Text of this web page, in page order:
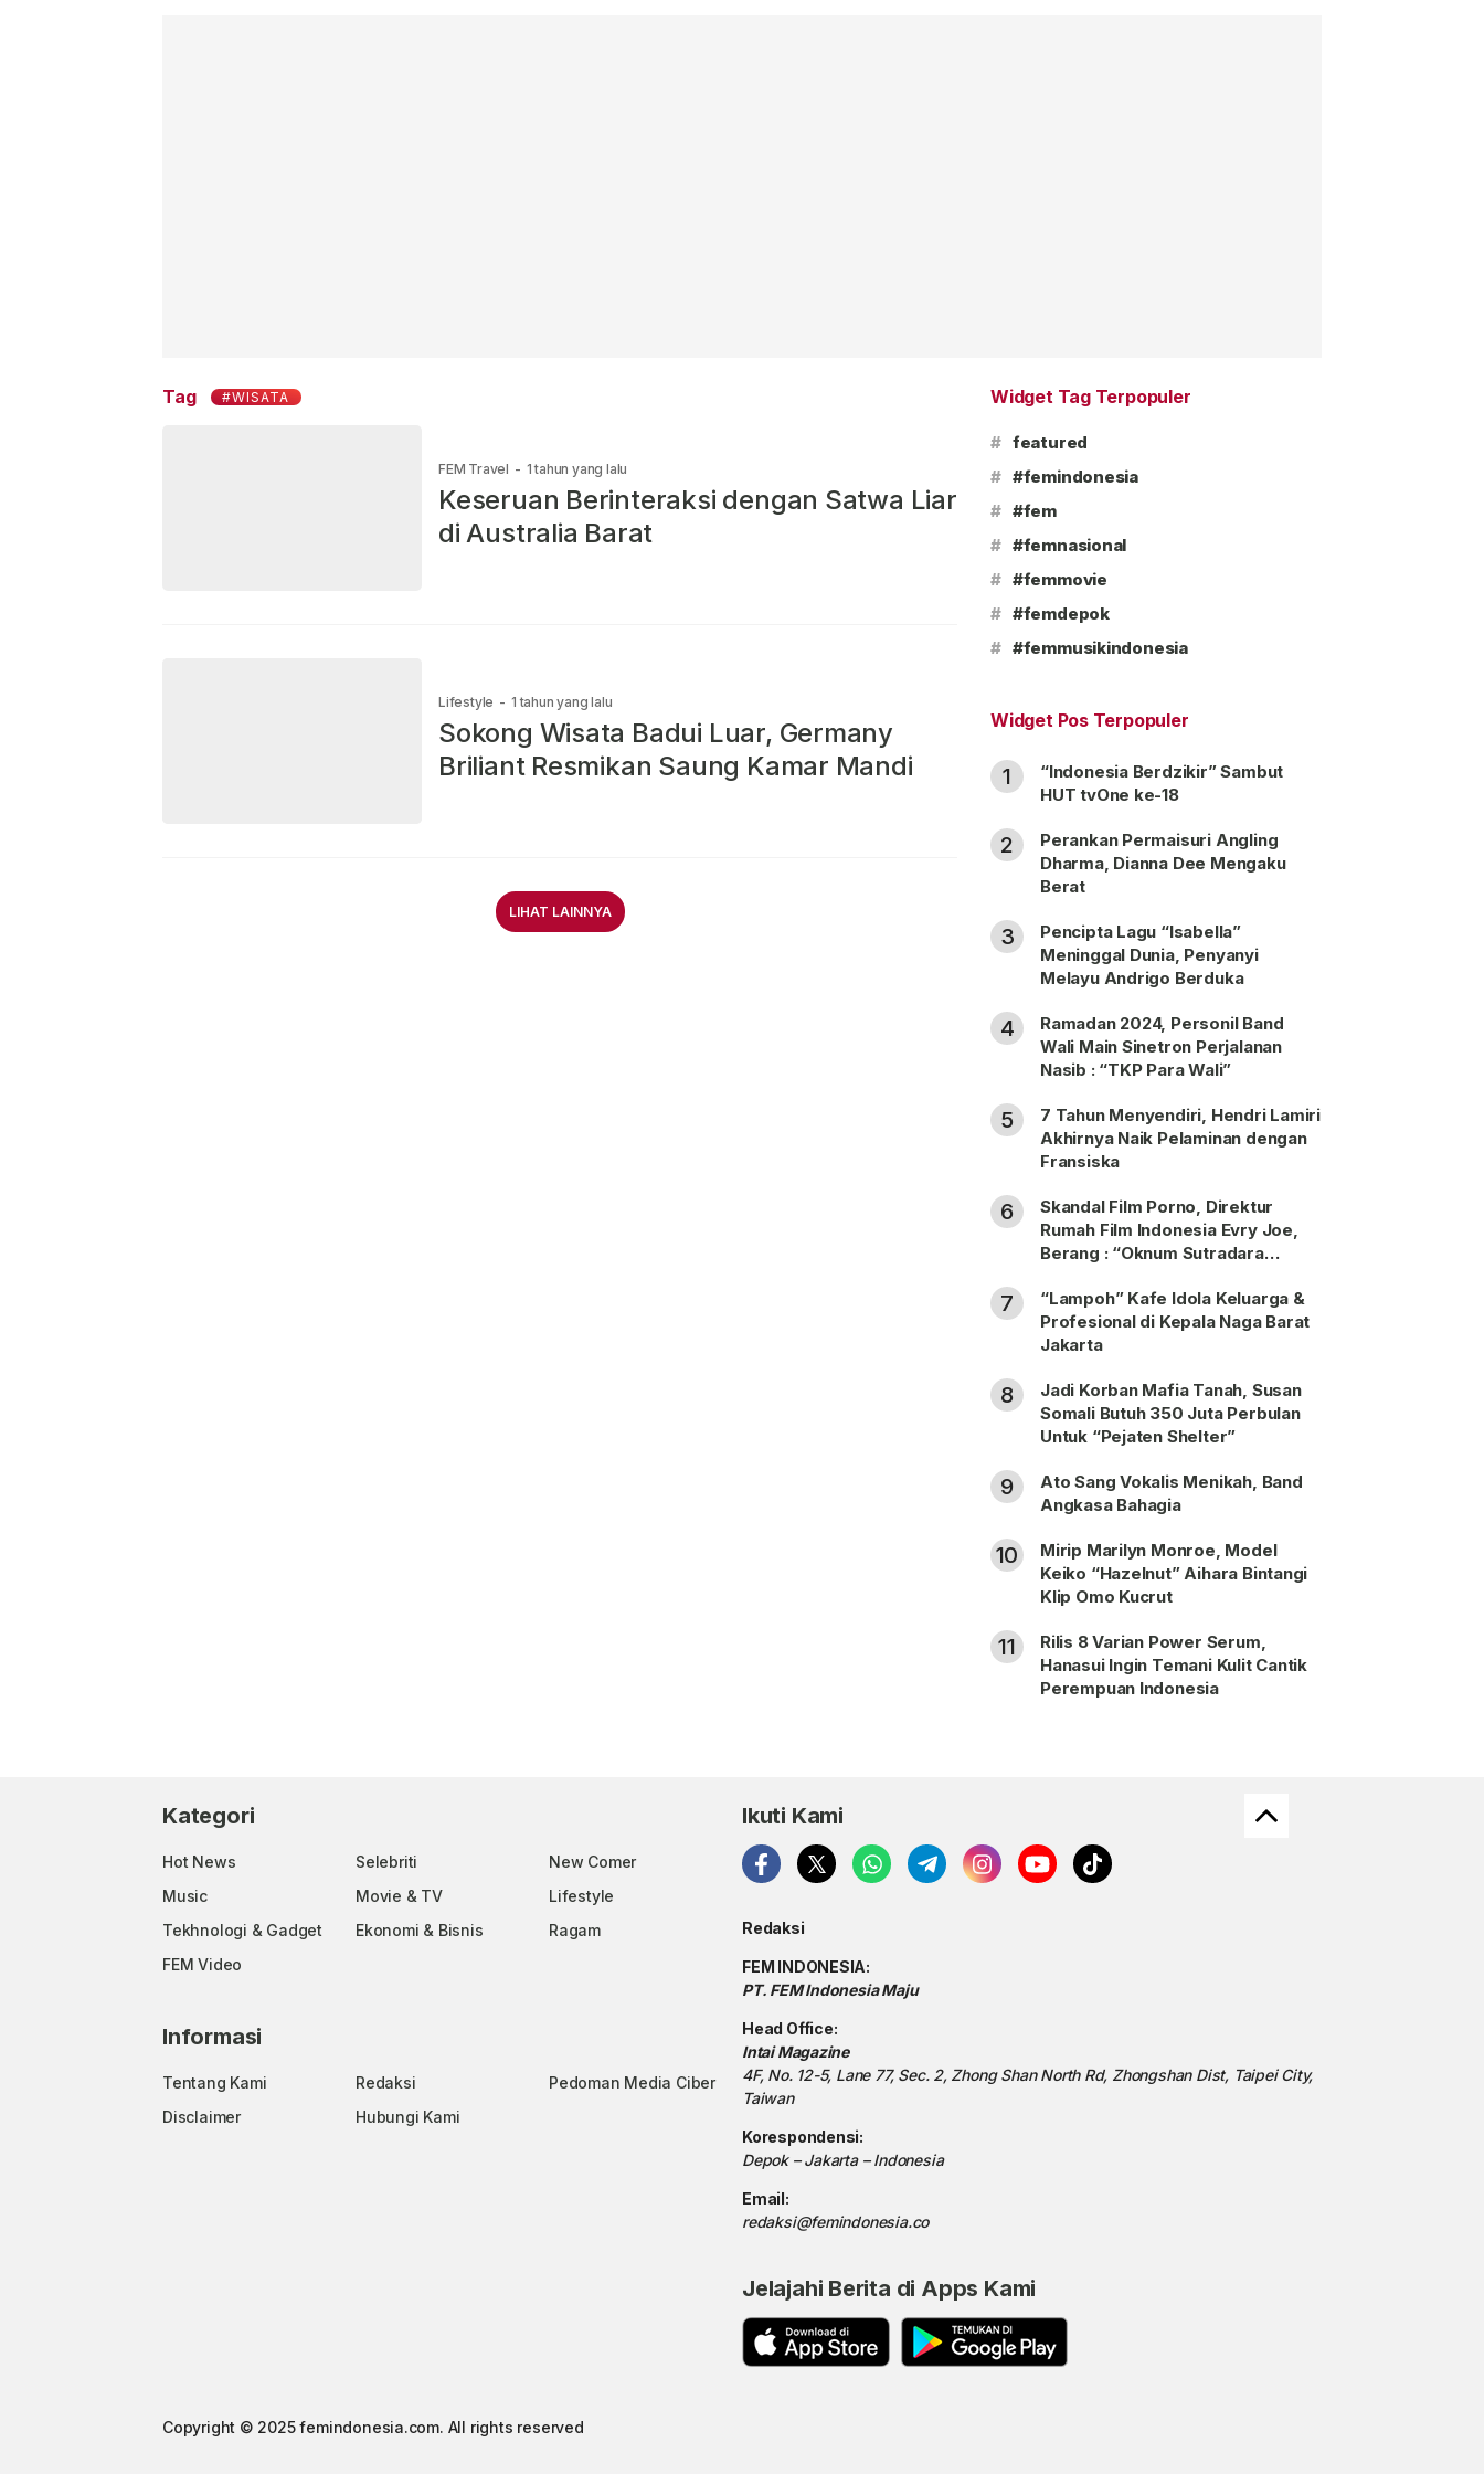
Tag #WISATA
FEM Travel - 1 tahun yang lalu
Keseruan Berinteraksi dengan Satwa Liar
di Australia Barat
Lifestyle - 1 tahun yang lalu
Sokong Wisata Badui Luar, Germany
Briliant Resmikan Saung Kamar Mandi
LIHAT LAINNYA
Widget Tag Terpopuler
# featured
# #femindonesia
# #fem
# #femnasional
# #femmovie
# #femdepok
# #femmusikindonesia
Widget Pos Terpopuler
1
“Indonesia Berdzikir” Sambut
HUT tvOne ke-18
2
Perankan Permaisuri Angling
Dharma, Dianna Dee Mengaku
Berat
3
Pencipta Lagu “Isabella”
Meninggal Dunia, Penyanyi
Melayu Andrigo Berduka
4
Ramadan 2024, Personil Band
Wali Main Sinetron Perjalanan
Nasib : “TKP Para Wali”
5
7 Tahun Menyendiri, Hendri Lamiri
Akhirnya Naik Pelaminan dengan
Fransiska
6
Skandal Film Porno, Direktur
Rumah Film Indonesia Evry Joe,
Berang : “Oknum Sutradara
7
“Lampoh” Kafe Idola Keluarga &
Profesional di Kepala Naga Barat
Jakarta
8
Jadi Korban Mafia Tanah, Susan
Somali Butuh 350 Juta Perbulan
Untuk “Pejaten Shelter”
9
Ato Sang Vokalis Menikah, Band
Angkasa Bahagia
10
Mirip Marilyn Monroe, Model
Keiko “Hazelnut” Aihara Bintangi
Klip Omo Kucrut
11
Rilis 8 Varian Power Serum,
Hanasui Ingin Temani Kulit Cantik
Perempuan Indonesia
Kategori
Hot News Selebriti
New Comer
Music
Movie & TV
Lifestyle
Tekhnologi & Gadget
Ekonomi & Bisnis
Ragam
FEM Video
Informasi
Tentang Kami Redaksi
Pedoman Media Ciber
Disclaimer
Hubungi Kami
Ikuti Kami
Redaksi
FEM INDONESIA:
PT. FEM Indonesia Maju
Head Office:
Intai Magazine
4F, No. 12-5, Lane 77, Sec. 2, Zhong Shan North Rd, Zhongshan Dist, Taipei City,
Taiwan
Korespondensi:
Depok – Jakarta – Indonesia
Email:
redaksi@femindonesia.co
Jelajahi Berita di Apps Kami
Copyright © 2025 femindonesia.com. All rights reserved